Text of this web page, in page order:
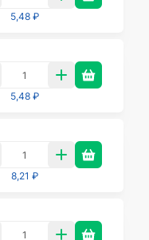
5,48 ₽
5,48 ₽
8,21 ₽